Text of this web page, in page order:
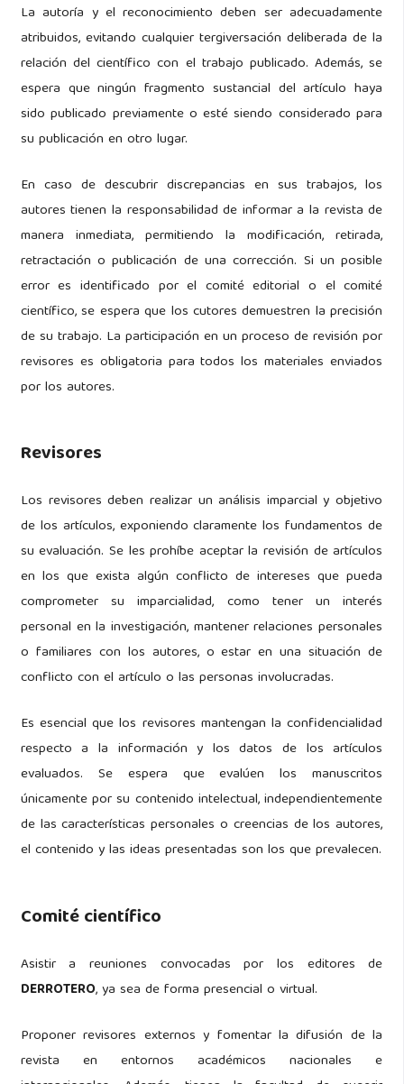
La autoría y el reconocimiento deben ser adecuadamente
atribuidos, evitando cualquier tergiversación deliberada de la
relación del científico con el trabajo publicado. Además, se
espera que ningún fragmento sustancial del artículo haya
sido publicado previamente o esté siendo considerado para
su publicación en otro lugar.
En caso de descubrir discrepancias en sus trabajos, los
autores tienen la responsabilidad de informar a la revista de
manera inmediata, permitiendo la modificación, retirada,
retractación o publicación de una corrección. Si un posible
error es identificado por el comité editorial o el comité
científico, se espera que los cutores demuestren la precisión
de su trabajo. La participación en un proceso de revisión por
revisores es obligatoria para todos los materiales enviados
por los autores.
Revisores
Los revisores deben realizar un análisis imparcial y objetivo
de los artículos, exponiendo claramente los fundamentos de
su evaluación. Se les prohíbe aceptar la revisión de artículos
en los que exista algún conflicto de intereses que pueda
comprometer su imparcialidad, como tener un interés
personal en la investigación, mantener relaciones personales
o familiares con los autores, o estar en una situación de
conflicto con el artículo o las personas involucradas.
Es esencial que los revisores mantengan la confidencialidad
respecto a la información y los datos de los artículos
evaluados. Se espera que evalúen los manuscritos
únicamente por su contenido intelectual, independientemente
de las características personales o creencias de los autores,
el contenido y las ideas presentadas son los que prevalecen.
Comité científico
Asistir a reuniones convocadas por los editores de
DERROTERO, ya sea de forma presencial o virtual.
Proponer revisores externos y fomentar la difusión de la
revista en entornos académicos nacionales e